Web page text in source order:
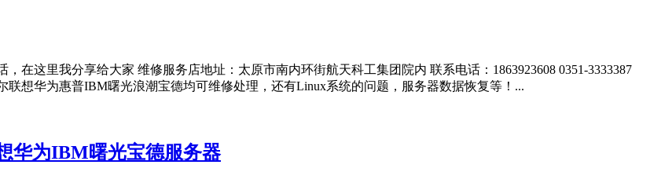
在这里我分享给大家 维修服务店地址：太原市南内环街航天科工集团院内 联系电话：1863923608 0351-3333387
想华为惠普IBM曙光浪潮宝德均可维修处理，还有Linux系统的问题，服务器数据恢复等！...
华为IBM曙光宝德服务器